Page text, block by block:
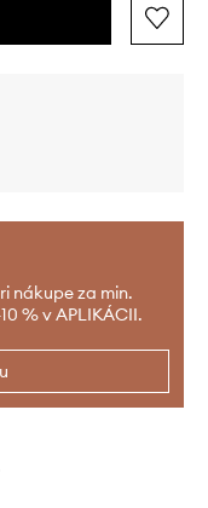
nákupe za min.
% v APLIKÁCII.